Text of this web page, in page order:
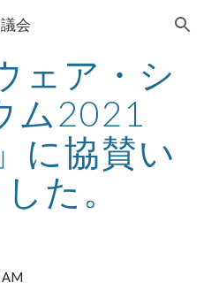
Skip to navigation
会
ェア・シ
ム2021
に協賛い
た。